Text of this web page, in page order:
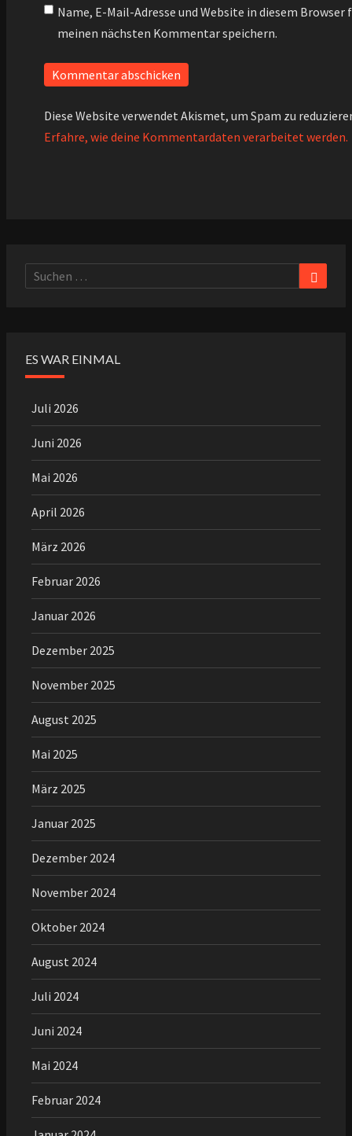
Name, E-Mail-Adresse und Website in diesem Browser
meinen nächsten Kommentar speichern.
Diese Website verwendet Akismet, um Spam zu
Erfahre, wie deine Kommentardaten verarbeitet werden.
Suchen
nach:
ES WAR EINMAL
Juli 2026
Juni 2026
Mai 2026
April 2026
März 2026
Februar 2026
Januar 2026
Dezember 2025
November 2025
August 2025
Mai 2025
März 2025
Januar 2025
Dezember 2024
November 2024
Oktober 2024
August 2024
Juli 2024
Juni 2024
Mai 2024
Februar 2024